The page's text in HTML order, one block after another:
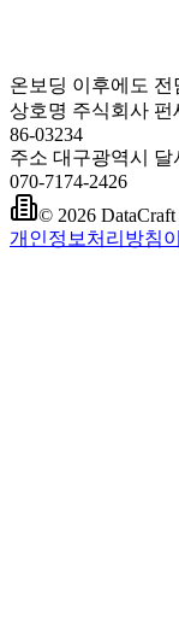
온보딩 이후에도 전
상호명 주식회사 펀
86-03234
주소 대구광역시 달
070-7174-2426
© 2026
개인정보처리방침